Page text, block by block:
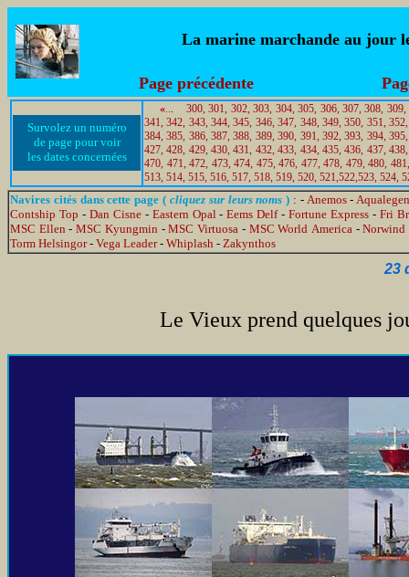
La marine marchande au jour
Page précédente
Survolez un numéro
de page pour voir
les dates concernées
«... 300, 301, 302, 303, 304, 305, 306, 307, 308, 309,
341, 342, 343, 344, 345, 346, 347, 348, 349, 350, 351, 352,
384, 385, 386, 387, 388, 389, 390, 391, 392, 393, 394, 395,
427, 428, 429, 430, 431, 432, 433, 434, 435, 436, 437, 438,
470, 471, 472, 473, 474, 475, 476, 477, 478, 479, 480, 481,
513, 514, 515, 516, 517, 518, 519, 520, 521,522,523, 524,
Navires cités dans cette page ( cliquez sur leurs noms) : - Anemos-
Contship Top - Dan Cisne- Eastern Opal-Eems Delf-Fortune Express - Fri
MSC Ellen -MSC Kyungmin -MSC Virtuosa - MSC World America -Norwind
Torm Helsingor- Vega Leader- Whiplash - Zakynthos
23
Le Vieux prend quelques